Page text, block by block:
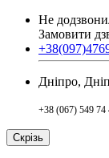
Не
Замовити
Дніпро,
+38 (067) 549 74
Скрізь